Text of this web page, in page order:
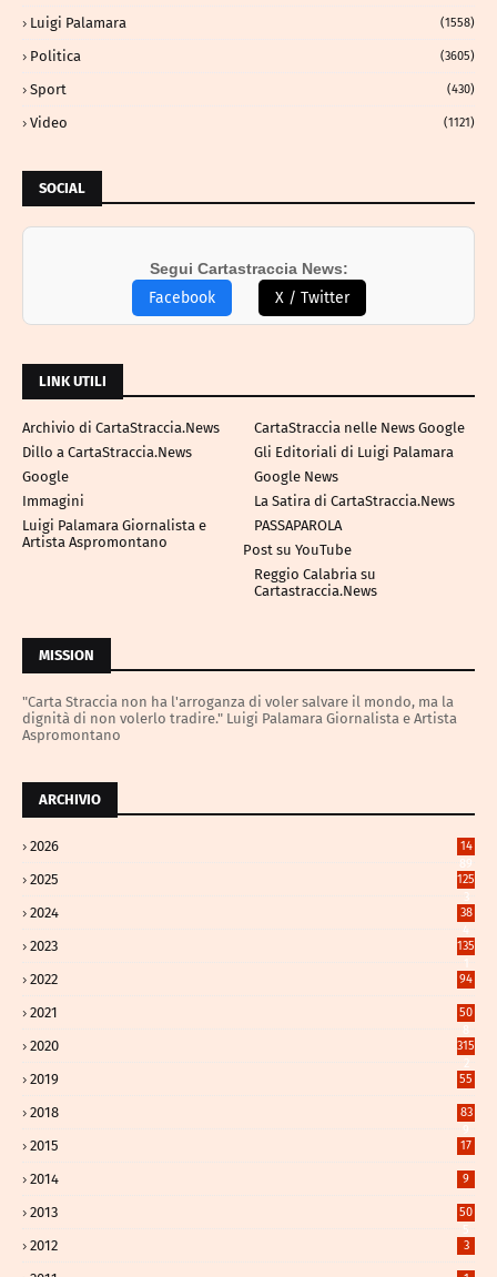
Luigi Palamara (1558)
Politica (3605)
Sport (430)
Video (1121)
SOCIAL
Segui Cartastraccia News:
Facebook X / Twitter
LINK UTILI
Archivio di CartaStraccia.News
CartaStraccia nelle News Google
Dillo a CartaStraccia.News
Gli Editoriali di Luigi Palamara
Google
Google News
Immagini
La Satira di CartaStraccia.News
Luigi Palamara Giornalista e
Artista Aspromontano
PASSAPAROLA
Post su YouTube
Reggio Calabria su
Cartastraccia.News
MISSION
"Carta Straccia non ha l'arroganza di voler salvare il mondo, ma la
dignità di non volerlo tradire." Luigi Palamara Giornalista e Artista
Aspromontano
ARCHIVIO
2026
14
89
2025
125
3
2024
38
4
2023
135
1
2022 94
2021
50
8
2020
315
2
2019 55
2018
83
9
2015 17
2014 9
2013
50
5
2012 3